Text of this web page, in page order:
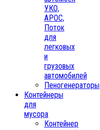
УКО,
АРОС,
Поток
для
легковых
и
грузовых
автомобилей
Пеногенераторы
Контейнеры
для
мусора
Контейнер